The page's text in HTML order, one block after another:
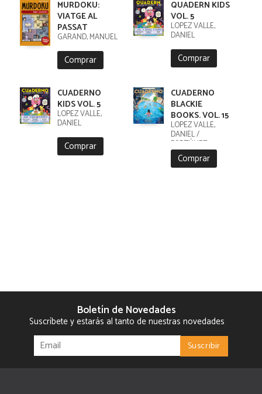
MURDOKU:
VIATGE AL
PASSAT
GARAND, MANUEL
Comprar
QUADERN KIDS
VOL. 5
LÓPEZ VALLE,
DANIEL
Comprar
CUADERNO
KIDS VOL. 5
LÓPEZ VALLE,
DANIEL
Comprar
CUADERNO
BLACKIE
BOOKS. VOL. 15
LÓPEZ VALLE,
DANIEL /
FORTÚNEZ,
CRISTOBAL
Comprar
Boletín de Novedades
Suscríbete y estarás al tanto de nuestras novedades